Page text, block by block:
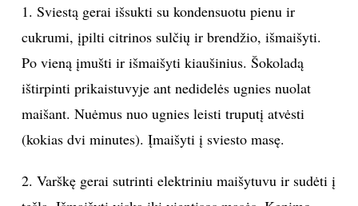
KNYGOS
INTERJERAS
NAMAI
VIRTUVĖ
1. Sviestą gerai išsukti su kondensuotu pienu ir
cukrumi, įpilti citrinos sulčių ir brendžio, išmaišyti.
Po vieną įmušti ir išmaišyti kiaušinius. Šokoladą
ištirpinti prikaistuvyje ant nedidelės ugnies nuolat
maišant. Nuėmus nuo ugnies leisti truputį atvėsti
(kokias dvi minutes). Įmaišyti į sviesto masę.
2. Varškę gerai sutrinti elektriniu maišytuvu ir sudėti į